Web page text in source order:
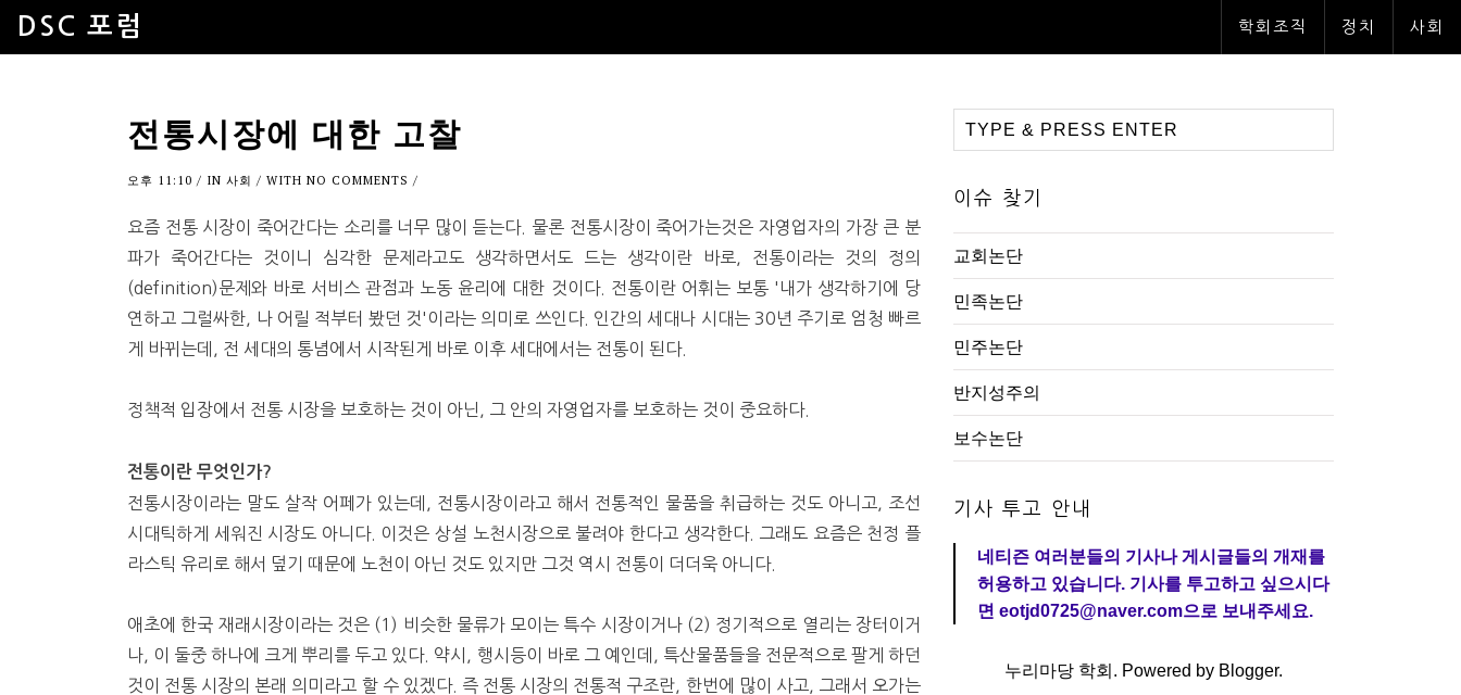
DSC 포럼 학회조직 정치 사회
전통시장에 대한 고찰
오후 11:10 / IN 사회 / WITH NO COMMENTS /
요즘 전통 시장이 죽어간다는 소리를 너무 많이 듣는다. 물론 전통시장이 죽어가는것은 자영업자의 가장 큰 분
파가 죽어간다는 것이니 심각한 문제라고도 생각하면서도 드는 생각이란 바로, 전통이라는 것의 정의
(definition)문제와 바로 서비스 관점과 노동 윤리에 대한 것이다. 전통이란 어휘는 보통 '내가 생각하기에 당
연하고 그럴싸한, 나 어릴 적부터 봤던 것'이라는 의미로 쓰인다. 인간의 세대나 시대는 30년 주기로 엄청 빠르
게 바뀌는데, 전 세대의 통념에서 시작된게 바로 이후 세대에서는 전통이 된다.
정책적 입장에서 전통 시장을 보호하는 것이 아닌, 그 안의 자영업자를 보호하는 것이 중요하다.
전통이란 무엇인가?
전통시장이라는 말도 살작 어페가 있는데, 전통시장이라고 해서 전통적인 물품을 취급하는 것도 아니고, 조선
시대틱하게 세워진 시장도 아니다. 이것은 상설 노천시장으로 불려야 한다고 생각한다. 그래도 요즘은 천정 플
라스틱 유리로 해서 덮기 때문에 노천이 아닌 것도 있지만 그것 역시 전통이 더더욱 아니다.
애초에 한국 재래시장이라는 것은 (1) 비슷한 물류가 모이는 특수 시장이거나 (2) 정기적으로 열리는 장터이거
나, 이 둘중 하나에 크게 뿌리를 두고 있다. 약시, 행시등이 바로 그 예인데, 특산물품들을 전문적으로 팔게 하던
것이 전통 시장의 본래 의미라고 할 수 있겠다. 즉 전통 시장의 전통적 구조란, 한번에 많이 사고, 그래서 오가는
이슈 찾기
교회논단
민족논단
민주논단
반지성주의
보수논단
기사 투고 안내
네티즌 여러분들의 기사나 게시글들의 개재를
허용하고 있습니다. 기사를 투고하고 싶으시다
면 eotjd0725@naver.com으로 보내주세요.
누리마당 학회. Powered by Blogger.